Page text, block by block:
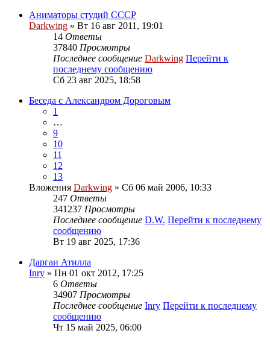
Аниматоры студий СССР
Darkwing » Вт 16 авг 2011, 19:01
14 Ответы
37840 Просмотры
Последнее сообщение Darkwing Перейти к
последнему сообщению
Сб 23 авг 2025, 18:58
Беседа с Александром Дороговым
1
…
9
10
11
12
13
Вложения Darkwing » Сб 06 май 2006, 10:33
247 Ответы
341237 Просмотры
Последнее сообщение D.W. Перейти к последнему
сообщению
Вт 19 авг 2025, 17:36
Даргаи Атилла
Inry » Пн 01 окт 2012, 17:25
6 Ответы
34907 Просмотры
Последнее сообщение Inry Перейти к последнему
сообщению
Чт 15 май 2025, 06:00